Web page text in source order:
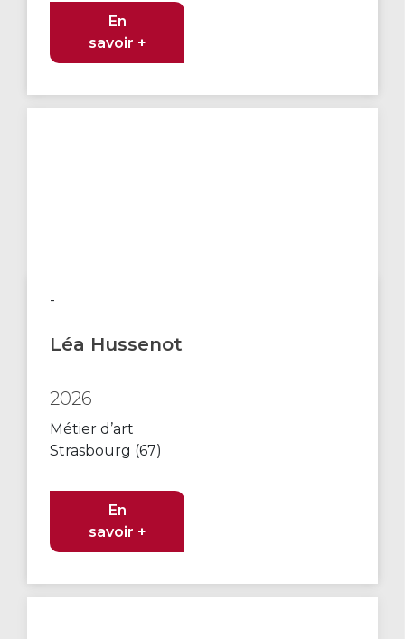
En
savoir +
-
Léa Hussenot
2026
Métier d’art
Strasbourg (67)
En
savoir +